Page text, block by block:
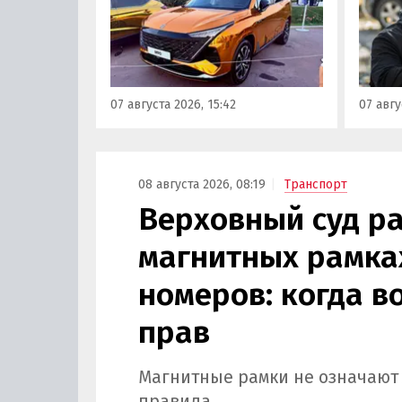
на автомобильном фестивале
«ПроДвижение» на ВДНХ в
Москве в числе прочих
моделей «Москвича» был
представлен семиместный
кроссовер М90.
07 августа 2026, 15:42
всего
07
08 августа 2026, 08:19 Транспорт
Верховный суд
магнитных
номеров: когда
прав
Магнитные рамки не